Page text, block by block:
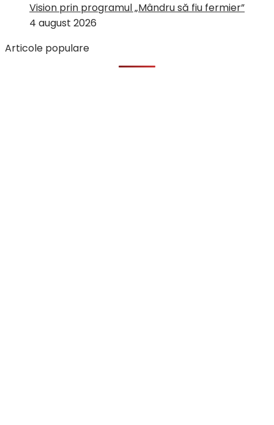
Vision prin programul „Mândru să fiu fermier”
4 august 2026
Articole populare